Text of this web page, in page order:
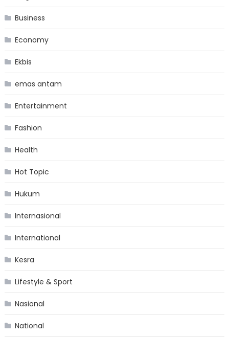
Business
Economy
Ekbis
emas antam
Entertainment
Fashion
Health
Hot Topic
Hukum
Internasional
International
Kesra
Lifestyle & Sport
Nasional
National